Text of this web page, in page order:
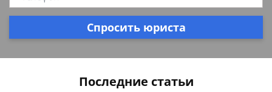
Спросить юриста
Последние статьи